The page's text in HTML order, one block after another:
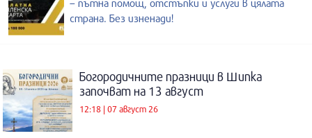
– пътна помощ, отстъпки и услуги в цялата
страна. Без изненади!
Богородичните празници в Шипка
започват на 13 август
12:18 | 07 август 26